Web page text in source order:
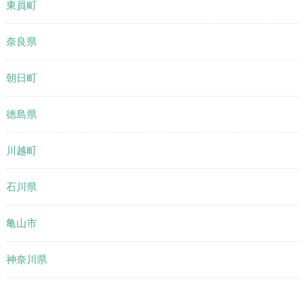
東員町
奈良県
朝日町
徳島県
川越町
石川県
亀山市
神奈川県